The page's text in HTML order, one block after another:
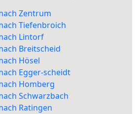
Zentrum
Tiefenbroich
Lintorf
Breitscheid
Hösel
Egger-scheidt
Homberg
Schwarzbach
Ratingen